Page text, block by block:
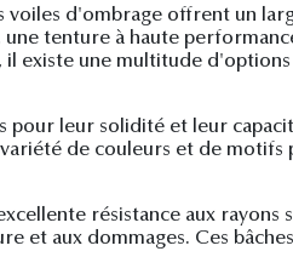
voiles d'ombrage offrent un
tenture à haute
existe une multitude d'options
leur solidité et leur
de couleurs et de motifs
résistance aux
et aux dommages. Ces